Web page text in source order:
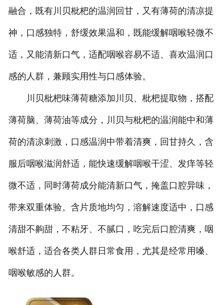
发货现场
人才招聘
联系我们
融合，既有川贝枇杷的温润回甘，又有薄荷的清凉提
神，口感独特，舒缓效果温和，既能缓解咽喉轻微不
适，又能清新口气，适配咽喉容易不适、喜欢温润口
感的人群，兼顾实用性与口感体验。
川贝枇杷味薄荷糖添加川贝、枇杷提取物，搭配
薄荷脑、薄荷油等成分，川贝与枇杷的温润能中和薄
荷的清凉刺激，口感温润中带着清爽，回甘持久，含
服后咽喉滋润舒适，能快速缓解咽喉干涩、发痒等轻
微不适，同时薄荷成分能清新口气，掩盖口腔异味，
带来双重体验。含片质地均匀，溶解速度适中，口感
清甜不齁甜，不粘牙、不腻口，吃完后口腔清爽，咽
喉舒适，适合各类人群日常食用，尤其是经常用嗓、
咽喉敏感的人群。